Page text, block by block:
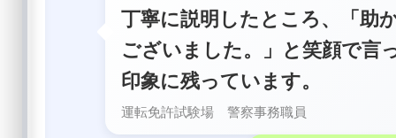
丁寧に説明したところ、「助
ございました。」と笑顔で言
印象に残っています。
運転免許試験場 警察事務職員